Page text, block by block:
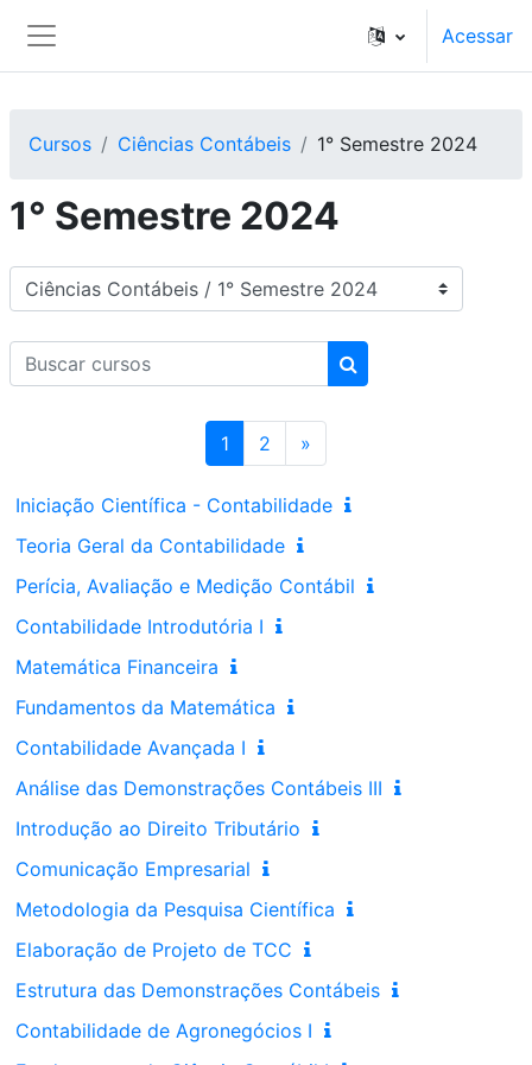
Painel lateral
Acessar
Cursos Ciências Contábeis 1° Semestre 2024
1° Semestre 2024
Categorias de Cursos
Buscar cursos
Buscar cursos
1 Página 1
2 Página 2
»
Iniciação Científica - Contabilidade
Teoria Geral da Contabilidade
Perícia, Avaliação e Medição Contábil
Contabilidade Introdutória I
Matemática Financeira
Fundamentos da Matemática
Contabilidade Avançada I
Análise das Demonstrações Contábeis III
Introdução ao Direito Tributário
Comunicação Empresarial
Metodologia da Pesquisa Científica
Elaboração de Projeto de TCC
Estrutura das Demonstrações Contábeis
Contabilidade de Agronegócios I